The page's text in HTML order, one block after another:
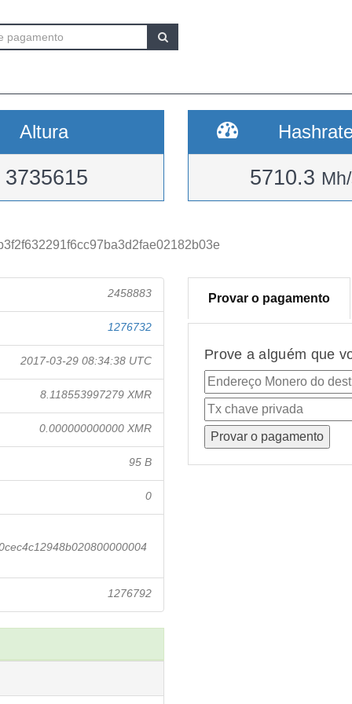
Altura
3735615 5710.3
2458883
1276732
2017-03-29 08:34:38 UTC
8.118553997279 XMR
0.000000000000 XMR
95 B
0
1276792
Provar o pagamento
Prove a alguém que